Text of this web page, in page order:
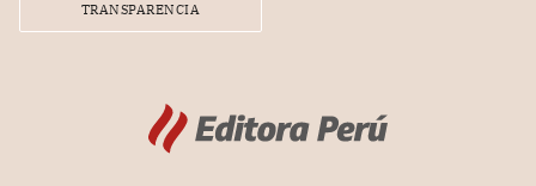
TRANSPARENCIA